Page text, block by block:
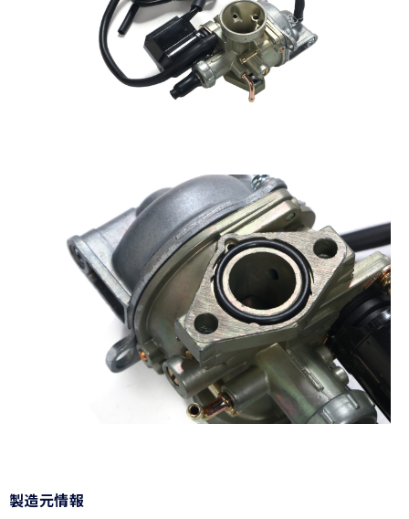
製造元情報